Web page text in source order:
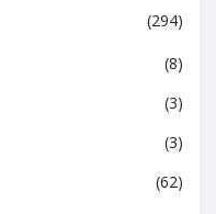
(294)
(8)
(3)
(3)
(62)